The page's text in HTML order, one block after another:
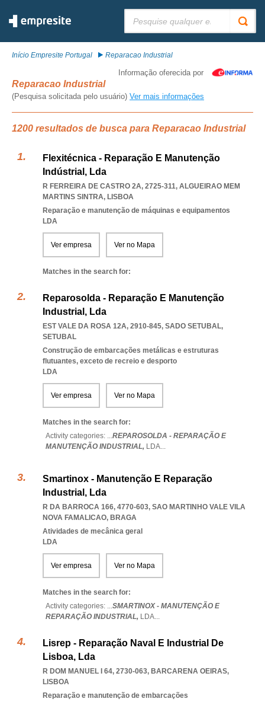
Início Empresite Portugal Reparacao Industrial
Informação oferecida por
Reparacao Industrial
(Pesquisa solicitada pelo usuário) Ver mais informações
1200 resultados de busca para Reparacao Industrial
Flexitécnica - Reparação E Manutenção
Indústrial, Lda
R FERREIRA DE CASTRO 2A, 2725-311, ALGUEIRAO MEM
MARTINS SINTRA, LISBOA
Reparação e manutenção de máquinas e equipamentos
LDA
Ver empresa Ver no Mapa
Matches in the search for:
Reparosolda - Reparação E Manutenção
Industrial, Lda
EST VALE DA ROSA 12A, 2910-845, SADO SETUBAL,
SETUBAL
Construção de embarcações metálicas e estruturas
flutuantes, exceto de recreio e desporto
LDA
Ver empresa Ver no Mapa
Matches in the search for:
Activity categories: ...REPAROSOLDA - REPARAÇÃO E
MANUTENÇÃO INDUSTRIAL, LDA...
Smartinox - Manutenção E Reparação
Industrial, Lda
R DA BARROCA 166, 4770-603, SAO MARTINHO VALE VILA
NOVA FAMALICAO, BRAGA
Atividades de mecânica geral
LDA
Ver empresa Ver no Mapa
Matches in the search for:
Activity categories: ...SMARTINOX - MANUTENÇÃO E
REPARAÇÃO INDUSTRIAL, LDA...
Lisrep - Reparação Naval E Industrial De
Lisboa, Lda
R DOM MANUEL I 64, 2730-063, BARCARENA OEIRAS,
LISBOA
Reparação e manutenção de embarcações